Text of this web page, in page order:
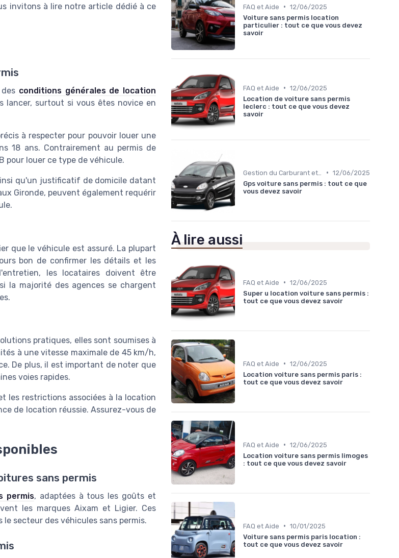
invitons à lire notre article dédié à ce
conditions générales de location
lancer, surtout si vous êtes novice en
à respecter pour pouvoir louer une
18 ans. Contrairement au permis de
pour louer ce type de véhicule.
qu'un justificatif de domicile datant
Gironde, peuvent également requérir
que le véhicule est assuré. La plupart
bon de confirmer les détails et les
les locataires doivent être
la majorité des agences se chargent
pratiques, elles sont soumises à
à une vitesse maximale de 45 km/h,
De plus, il est important de noter que
voies rapides.
les restrictions associées à la location
de location réussie. Assurez-vous de
sans permis
permis, adaptées à tous les goûts et
les marques Aixam et Ligier. Ces
secteur des véhicules sans permis.
FAQ et Aide • 12/06/2025
Voiture sans permis location
particulier : tout ce que vous devez
savoir
FAQ et Aide • 12/06/2025
Location de voiture sans permis
leclerc : tout ce que vous devez
savoir
• 12/06/2025
Gps voiture sans permis : tout ce que
vous devez savoir
À lire aussi
FAQ et Aide • 12/06/2025
Super u location voiture sans permis :
tout ce que vous devez savoir
FAQ et Aide • 12/06/2025
Location voiture sans permis paris :
tout ce que vous devez savoir
FAQ et Aide • 12/06/2025
Location voiture sans permis limoges
: tout ce que vous devez savoir
FAQ et Aide • 10/01/2025
Voiture sans permis paris location :
tout ce que vous devez savoir